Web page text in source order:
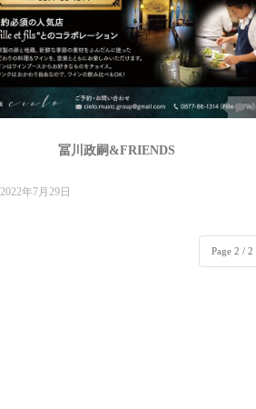
0
冨川政嗣&FRIENDS
2022年7月29日
Page 2 / 2